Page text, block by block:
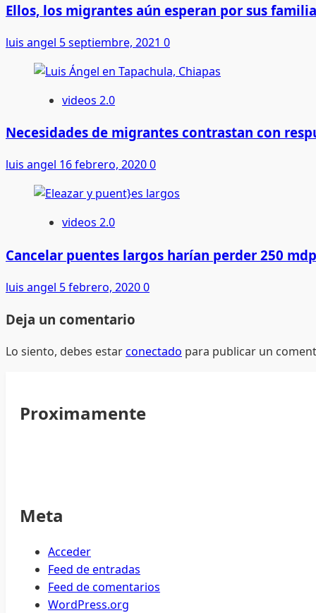
Ellos, los migrantes aún esperan por sus
luis angel 5 septiembre, 2021 0
videos 2.0
Necesidades de migrantes contrastan con
luis angel 16 febrero, 20200
videos 2.0
Cancelar puentes largos harían perder 250
luis angel 5 febrero, 20200
Deja un comentario
Lo siento, debes estarconectado para publicar un
Proximamente
Meta
Acceder
Feed de entradas
Feed de comentarios
WordPress.org